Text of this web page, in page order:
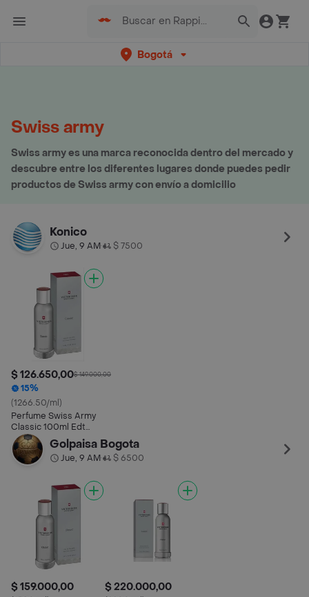
Bogotá
Swiss army
Swiss army es una marca reconocida dentro del mercado y
descubre entre los diferentes lugares donde puedes pedir
productos de Swiss army con envío a domicilio
Konico
Jue, 9 AM• $ 7500
$ 126.650,00$ 149.000,00
15%
(1266.50/ml)
Perfume Swiss Army
Classic 100ml Edt
Para Hombre Premium
Golpaisa Bogota
Jue, 9 AM• $ 6500
$ 159.000,00 $ 220.000,00